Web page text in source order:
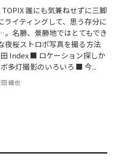
誰にも気兼ねせずに三脚
ライティングして、思う存分に
名勝、景勝地ではとてもでき
夜桜ストロボ写真を撮る方法
Index ■ ロケーション探しか
多灯撮影のいろいろ ■ 今...
織也